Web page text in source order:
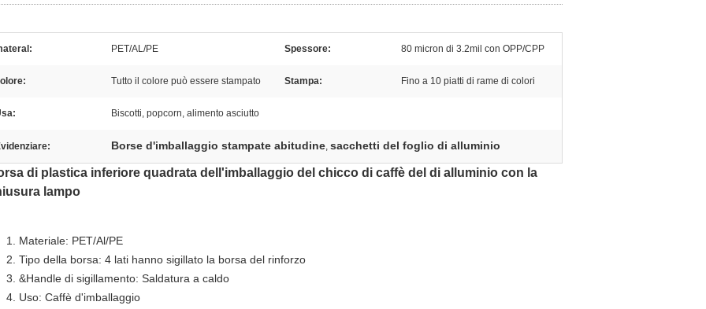
PET/AL/PE Spessore: 80 micron di 3.2mil con OPP/CPP
Tutto il colore può essere stampato Stampa: Fino a 10 piatti di rame di colori
Biscotti, popcorn, alimento asciutto
Borse d'imballaggio stampate abitudine, sacchetti del foglio di alluminio
di plastica inferiore quadrata dell'imballaggio del chicco di caffè del di alluminio con la
lampo
Materiale: PET/Al/PE
Tipo della borsa: 4 lati hanno sigillato la borsa del rinforzo
&Handle di sigillamento: Saldatura a caldo
Uso: Caffè d'imballaggio